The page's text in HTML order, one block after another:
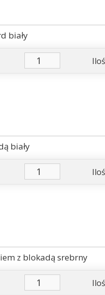
biały
biały
z blokadą srebrny